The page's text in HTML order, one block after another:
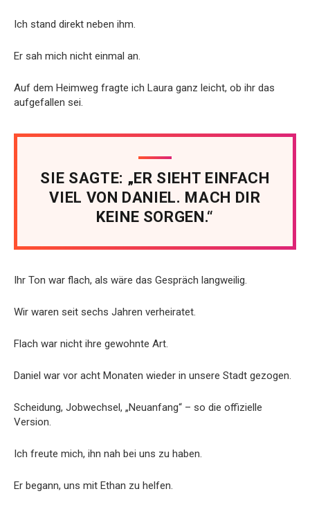
Ich stand direkt neben ihm.
Er sah mich nicht einmal an.
Auf dem Heimweg fragte ich Laura ganz leicht, ob ihr das
aufgefallen sei.
SIE SAGTE: „ER SIEHT EINFACH
VIEL VON DANIEL. MACH DIR
KEINE SORGEN.“
Ihr Ton war flach, als wäre das Gespräch langweilig.
Wir waren seit sechs Jahren verheiratet.
Flach war nicht ihre gewohnte Art.
Daniel war vor acht Monaten wieder in unsere Stadt gezogen.
Scheidung, Jobwechsel, „Neuanfang“ – so die offizielle
Version.
Ich freute mich, ihn nah bei uns zu haben.
Er begann, uns mit Ethan zu helfen.